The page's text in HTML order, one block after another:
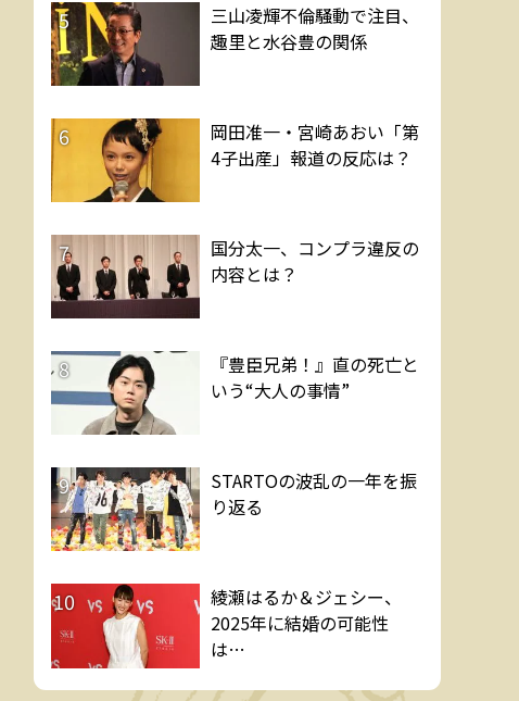
5
三山凌輝不倫騒動で注目、
趣里と水谷豊の関係
6
岡田准一・宮崎あおい「第
4子出産」報道の反応は？
7
国分太一、コンプラ違反の
内容とは？
8
『豊臣兄弟！』直の死亡と
いう“大人の事情”
9
STARTOの波乱の一年を振
り返る
10
綾瀬はるか＆ジェシー、
2025年に結婚の可能性
は…